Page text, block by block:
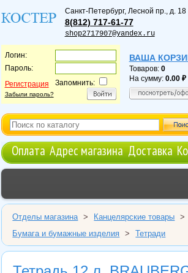
Санкт-Петербург, Лесной пр., д. 18
8(812) 717-61-77
shop2717907@yandex.ru
Логин:
Пароль:
Регистрация
Забыли пароль?
Запомнить:
ВАША
Товаров: 0
На сумму: 0.00
Оплата Адрес магазина Доставка
Отделы магазина > Канцелярские товары
>
Бумага и бумажные изделия
> Тетради